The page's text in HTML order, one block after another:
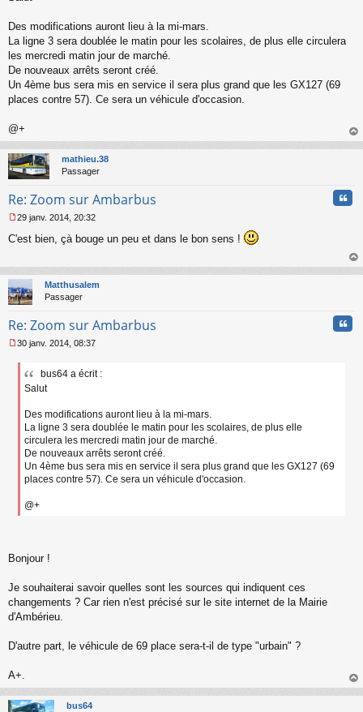
s
g
e
n
o
n
Des modifications auront lieu à la mi-mars.
La ligne 3 sera doublée le matin pour les scolaires, de plus elle circulera
les mercredi matin jour de marché.
De nouveaux arrêts seront créé.
Un 4ème bus sera mis en service il sera plus grand que les GX127 (69
places contre 57). Ce sera un véhicule d'occasion.
@+
au
mathieu.38
Passager
Re: Zoom sur Ambarbus
e
a
g
e
o
l
29 janv. 2014, 20:32
C'est bien, çà bouge un peu et dans le bon sens !
au
Matthusalem
Passager
Re: Zoom sur Ambarbus
e
30 janv. 2014, 08:37
bus64 a écrit :
Salut
Des modifications auront lieu à la mi-mars.
La ligne 3 sera doublée le matin pour les scolaires, de plus elle
circulera les mercredi matin jour de marché.
De nouveaux arrêts seront créé.
Un 4ème bus sera mis en service il sera plus grand que les GX127 (69
places contre 57). Ce sera un véhicule d'occasion.
@+
Bonjour !
Je souhaiterai savoir quelles sont les sources qui indiquent ces
changements ? Car rien n'est précisé sur le site internet de la Mairie
d'Ambérieu.
D'autre part, le véhicule de 69 place sera-t-il de type "urbain" ?
A+.
au
bus64